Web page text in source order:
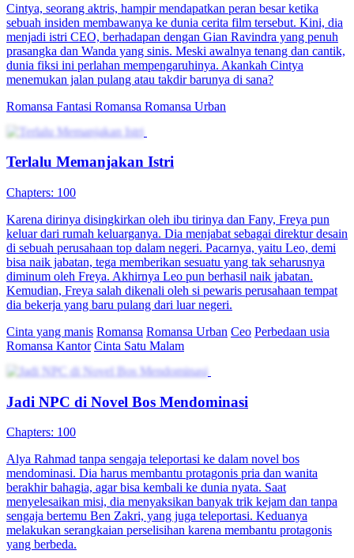
Cintya, seorang aktris, hampir mendapatkan peran besar ketika
sebuah insiden membawanya ke dunia cerita film tersebut. Kini, dia
menjadi istri CEO, berhadapan dengan Gian Ravindra yang penuh
prasangka dan Wanda yang sinis. Meski awalnya tenang dan cantik,
dunia fiksi ini perlahan mempengaruhinya. Akankah Cintya
menemukan jalan pulang atau takdir barunya di sana?
Romansa Fantasi Romansa Romansa Urban
Terlalu Memanjakan Istri
Chapters: 100
Karena dirinya disingkirkan oleh ibu tirinya dan Fany, Freya pun
keluar dari rumah keluarganya. Dia menjabat sebagai direktur desain
di sebuah perusahaan top dalam negeri. Pacarnya, yaitu Leo, demi
bisa naik jabatan, tega memberikan sesuatu yang tak seharusnya
diminum oleh Freya. Akhirnya Leo pun berhasil naik jabatan.
Kemudian, Freya salah dikenali oleh si pewaris perusahaan tempat
dia bekerja yang baru pulang dari luar negeri.
Cinta yang manis Romansa Romansa Urban Ceo Perbedaan usia
Romansa Kantor Cinta Satu Malam
Jadi NPC di Novel Bos Mendominasi
Chapters: 100
Alya Rahmad tanpa sengaja teleportasi ke dalam novel bos
mendominasi. Dia harus membantu protagonis pria dan wanita
berakhir bahagia, agar bisa kembali ke dunia nyata. Saat
menyelesaikan misi, dia menyaksikan banyak trik kejam dan tanpa
sengaja bertemu Ben Zakri, yang juga teleportasi. Keduanya
melakukan serangkaian perselisihan karena membantu protagonis
yang berbeda.